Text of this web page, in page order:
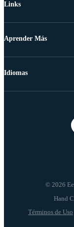
Links
Aprender Más
© 2026
Términos de Uso
Idiomas